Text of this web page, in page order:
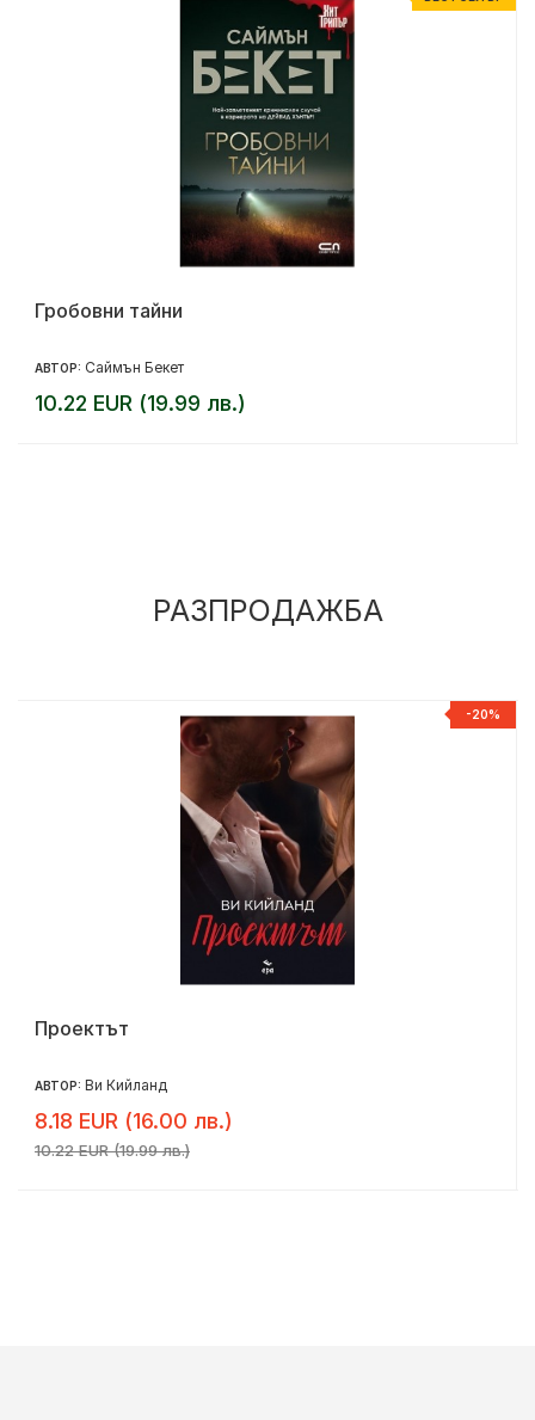
Гробовни тайни
АВТОР: Саймън Бекет
10.22 EUR (19.99 лв.)
РАЗПРОДАЖБА
-20%
Проектът
АВТОР: Ви Кийланд
8.18 EUR (16.00 лв.)
10.22 EUR (19.99 лв.)